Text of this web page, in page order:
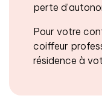
perte
Pour votre
coiffeur
résidence à